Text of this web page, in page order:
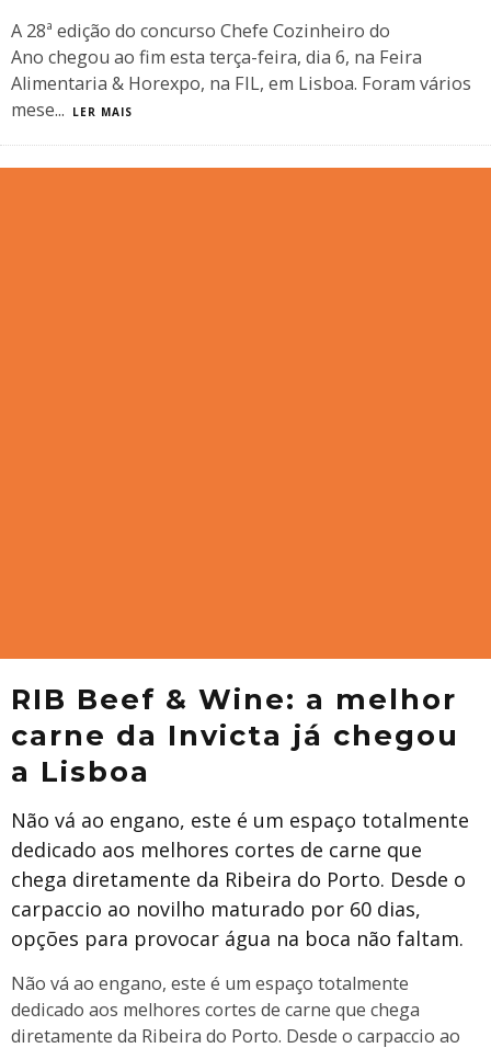
A 28ª edição do concurso Chefe Cozinheiro do
Ano chegou ao fim esta terça-feira, dia 6, na Feira
Alimentaria & Horexpo, na FIL, em Lisboa. Foram vários
mese... LER MAIS
RIB Beef & Wine: a melhor
carne da Invicta já chegou
a Lisboa
Não vá ao engano, este é um espaço totalmente
dedicado aos melhores cortes de carne que
chega diretamente da Ribeira do Porto. Desde o
carpaccio ao novilho maturado por 60 dias,
opções para provocar água na boca não faltam.
Não vá ao engano, este é um espaço totalmente
dedicado aos melhores cortes de carne que chega
diretamente da Ribeira do Porto. Desde o carpaccio ao